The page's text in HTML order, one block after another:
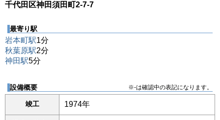
千代田区神田須田町2-7-7
最寄り駅
岩本町駅1分
秋葉原駅2分
神田駅5分
設備概要 ※-は確認中の表記になります。
竣工 1974年